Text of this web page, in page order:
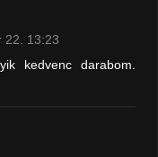
22. 13:23
kedvenc darabom.